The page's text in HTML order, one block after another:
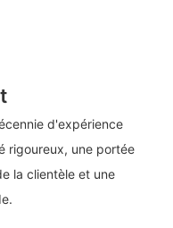
d'expérience
rigoureux, une portée
la clientèle et une